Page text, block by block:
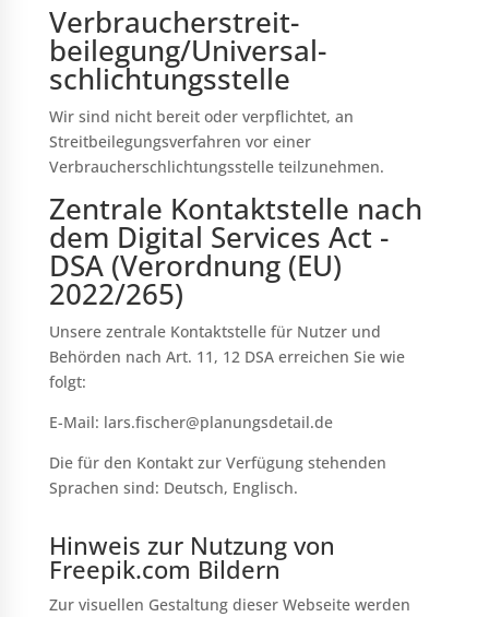
Verbraucher­streit­
beilegung/Universal­
schlichtungs­stelle
Wir sind nicht bereit oder verpflichtet, an
Streitbeilegungsverfahren vor einer
Verbraucherschlichtungsstelle teilzunehmen.
Zentrale Kontaktstelle nach
dem Digital Services Act -
DSA (Verordnung (EU)
2022/265)
Unsere zentrale Kontaktstelle für Nutzer und
Behörden nach Art. 11, 12 DSA erreichen Sie wie
folgt:
E-Mail: lars.fischer@planungsdetail.de
Die für den Kontakt zur Verfügung stehenden
Sprachen sind: Deutsch, Englisch.
Hinweis zur Nutzung von
Freepik.com Bildern
Zur visuellen Gestaltung dieser Webseite werden